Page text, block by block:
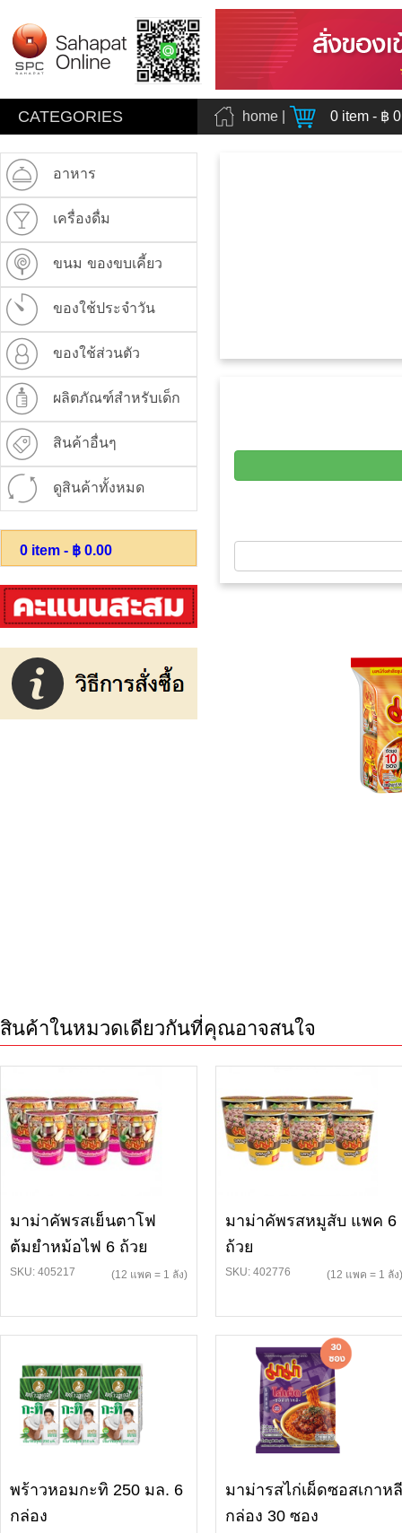
CATEGORIES home 0 item - ฿
อาหาร
เครื่องดื่ม
ขนม ของขบเคี้ยว
ของใช้ประจำวัน
ของใช้ส่วนตัว
ผลิตภัณฑ์สำหรับเด็ก
สินค้าอื่นๆ
ดูสินค้าทั้งหมด
0 item - ฿ 0.00
สินค้าในหมวดเดียวกันที่คุณอาจสนใจ
มาม่าคัพรสเย็นตาโฟ
ต้มยำหม้อไฟ 6 ถ้วย
SKU: 405217 (12 แพค = 1 ลัง)
มาม่าคัพรสหมูสับ แพค 6
ถ้วย
SKU: 402776 (12 แพค = 1 ลัง)
พร้าวหอมกะทิ 250 มล. 6
กล่อง
มาม่ารสไก่เผ็ดซอสเกาหลี
กล่อง 30 ซอง